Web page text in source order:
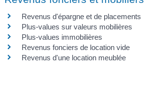
Revenus d'épargne et de placements
Plus-values sur valeurs mobilières
Plus-values immobilières
Revenus fonciers de location vide
Revenus d'une location meublée